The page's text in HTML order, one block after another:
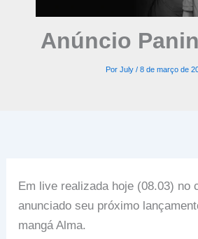
Anúncio
Por July / 8 de março de
Em live realizada hoje (08.03) no
anunciado seu próximo
mangá Alma.